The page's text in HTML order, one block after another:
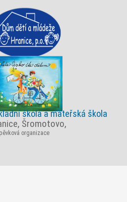
škola a mateřská škola
Šromotovo,
organizace